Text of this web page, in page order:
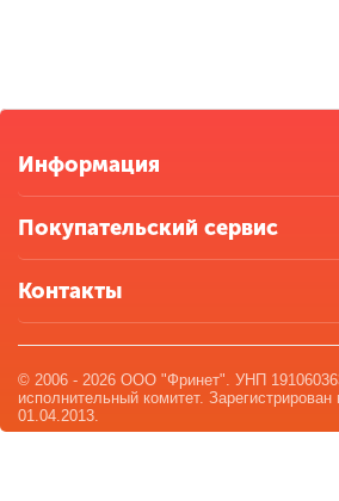
Информация
Покупательский сервис
Контакты
© 2006 - 2026 ООО "Фринет". УНП
исполнительный комитет. Зарегистрирован
01.04.2013.